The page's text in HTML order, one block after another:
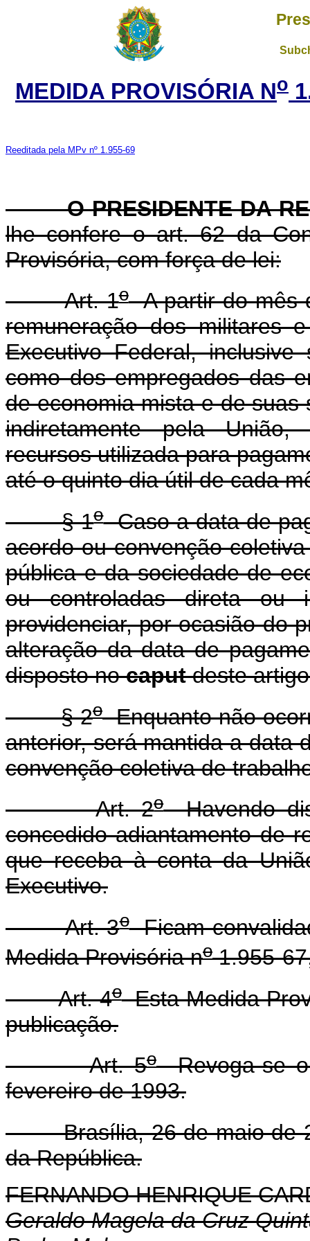
MEDIDA PROVISÓRIA No
Reeditada pela MPv nº 1.955-69
O PRESIDENTE DA
lhe confere o art. 62 da
Provisória, com força de lei:
Art. 1oA partir do mês
remuneração dos militares
Executivo Federal,
como dos empregados das
de economia mista e de
indiretamente pela
recursos utilizada para
até o quinto dia útil de cada
§ 1oCaso a data de
acordo ou convenção
pública e da sociedade de
ou controladas direta ou
providenciar, por ocasião do
alteração da data de
disposto nocaputdeste
§ 2oEnquanto não
anterior, será mantida a data
convenção coletiva de
Art. 2oHavendo
concedido adiantamento de
que receba à conta da
Executivo.
Art. 3oFicam
Medida Provisória no1.955-
Art. 4oEsta Medida
publicação.
Art. 5oRevoga-se
fevereiro de 1993.
Brasília, 26 de maio de
da República.
FERNANDO HENRIQUE
Geraldo Magela da Cruz